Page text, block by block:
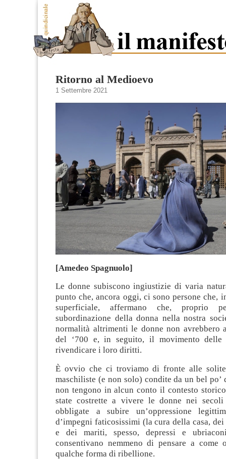
Ritorno al Medioevo
1 Settembre 2021
[Amedeo Spagnuolo]
Le donne subiscono ingiustizie di varia
punto che, ancora oggi, ci sono persone che,
superficiale, affermano che, proprio
subordinazione della donna nella nostra
normalità altrimenti le donne non avrebbero
del ‘700 e, in seguito, il movimento delle
rivendicare i loro diritti.
È ovvio che ci troviamo di fronte alle
maschiliste (e non solo) condite da un bel po’
non tengono in alcun conto il contesto
state costrette a vivere le donne nei secoli
obbligate a subire un’oppressione
d’impegni faticosissimi (la cura della casa,
e dei mariti, spesso, depressi e
consentivano nemmeno di pensare a come
qualche forma di ribellione.